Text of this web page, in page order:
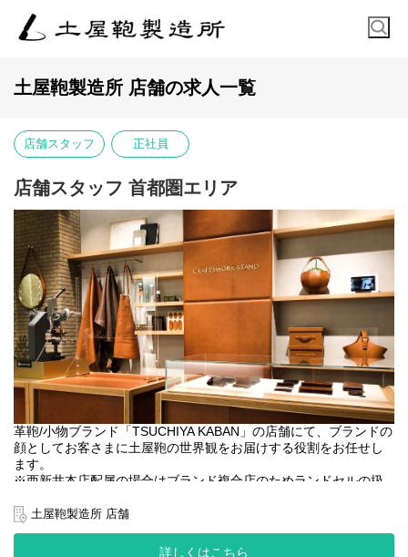
土屋鞄製造所 店舗の求人一覧
店舗スタッフ 正社員
店舗スタッフ 首都圏エリア
革鞄/小物ブランド「TSUCHIYA KABAN」の店舗にて、ブランドの
顔としてお客さまに土屋鞄の世界観をお届けする役割をお任せし
ます。
※西新井本店配属の場合はブランド複合店のためランドセルの扱
【業務内容】
●接客・販売 ・製品メンテナンス
土屋鞄製造所 店舗
詳しくはこちら